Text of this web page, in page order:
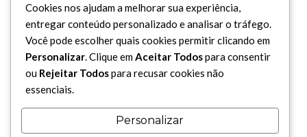
Busca a ajuda de Allah e pratica a paciência. “A terra pertence a Allah
e Ele a dá em herança a quem Lhe apraz dentre os seus servos. A
recompensa será para os tementes”(Alcorão Sagrado, C.7 – V.128)
Não ponhas em prática um assunto antes de seu momento
apropriado, se o fizeres te lamentarás.
Não deveis ter grandes expectativas em vossas vidas, do contrário
vossos corações se endurecerão.
Cookies nos ajudam a melhorar sua experiência,
entregar conteúdo personalizado e analisar o tráfego.
Você pode escolher quais cookies permitir clicando em
Personalizar. Clique emAceitar Todospara consentir
ou Rejeitar Todospara recusar cookies não
essenciais.
Personalizar